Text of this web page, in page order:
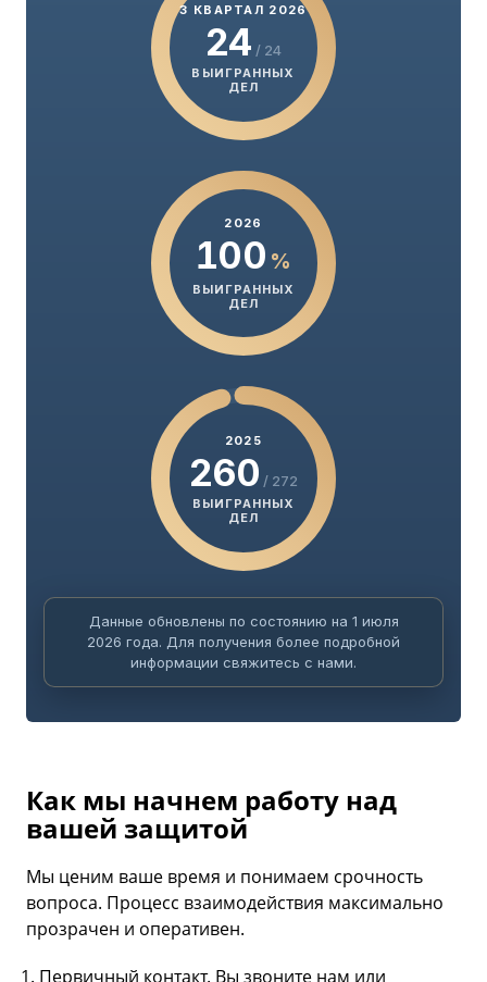
3 КВАРТАЛ 2026
24 / 24
ВЫИГРАННЫХ
ДЕЛ
2026
100 %
ВЫИГРАННЫХ
ДЕЛ
2025
260 / 272
ВЫИГРАННЫХ
ДЕЛ
Данные обновлены по состоянию на 1 июля
2026 года. Для получения более подробной
информации свяжитесь с нами.
Как мы начнем работу над
вашей защитой
Мы ценим ваше время и понимаем срочность
вопроса. Процесс взаимодействия максимально
прозрачен и оперативен.
Первичный контакт. Вы звоните нам или